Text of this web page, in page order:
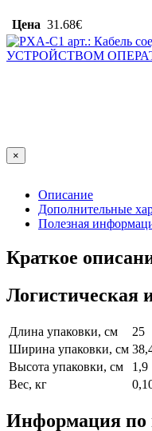
Цена 31.68€
×
Описание
Дополнительные
Полезная
Краткое
Логистическая
Длина упаковки, см
25
Ширина упаковки, см
Высота упаковки, см
1,9
Вес, кг
Информация по